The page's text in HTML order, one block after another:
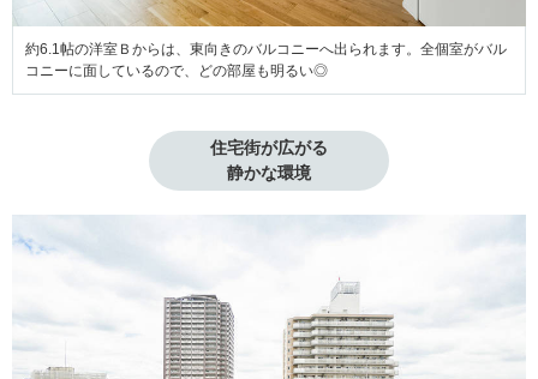
約6.1帖の洋室Ｂからは、東向きのバルコニーへ出られます。全個室がバル
コニーに面しているので、どの部屋も明るい◎
住宅街が広がる
静かな環境